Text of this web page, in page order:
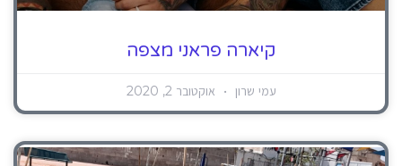
קיארה פראני מצפה
עמי שרון אוקטובר 2, 2020